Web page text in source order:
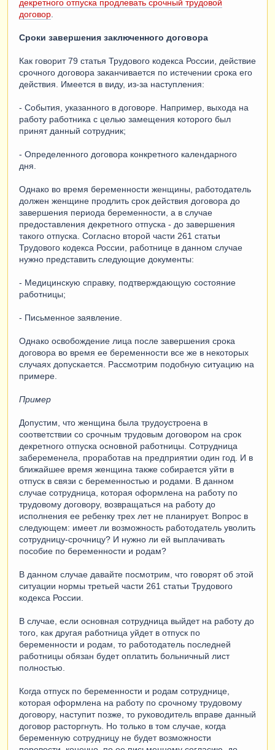
декретного отпуска продлевать срочный трудовой
договор
Сроки завершения заключенного договора
Как говорит 79 статья Трудового кодекса России, действие
срочного договора заканчивается по истечении срока его
действия. Имеется в виду, из-за наступления:
- События, указанного в договоре. Например, выхода на
работу работника с целью замещения которого был
принят данный сотрудник;
- Определенного договора конкретного календарного
дня.
Однако во время беременности женщины, работодатель
должен женщине продлить срок действия договора до
завершения периода беременности, а в случае
предоставления декретного отпуска - до завершения
такого отпуска. Согласно второй части 261 статьи
Трудового кодекса России, работнице в данном случае
нужно представить следующие документы:
- Медицинскую справку, подтверждающую состояние
работницы;
- Письменное заявление.
Однако освобождение лица после завершения срока
договора во время ее беременности все же в некоторых
случаях допускается. Рассмотрим подобную ситуацию на
примере.
Пример
Допустим, что женщина была трудоустроена в
соответствии со срочным трудовым договором на срок
декретного отпуска основной работницы. Сотрудница
забеременела, проработав на предприятии один год. И в
ближайшее время женщина также собирается уйти в
отпуск в связи с беременностью и родами. В данном
случае сотрудница, которая оформлена на работу по
трудовому договору, возвращаться на работу до
исполнения ее ребенку трех лет не планирует. Вопрос в
следующем: имеет ли возможность работодатель уволить
сотрудницу-срочницу? И нужно ли ей выплачивать
пособие по беременности и родам?
В данном случае давайте посмотрим, что говорят об этой
ситуации нормы третьей части 261 статьи Трудового
кодекса России.
В случае, если основная сотрудница выйдет на работу до
того, как другая работница уйдет в отпуск по
беременности и родам, то работодатель последней
работницы обязан будет оплатить больничный лист
полностью.
Когда отпуск по беременности и родам сотруднице,
которая оформлена на работу по срочному трудовому
договору, наступит позже, то руководитель вправе данный
договор расторгнуть. Но только в том случае, когда
беременную сотрудницу не будет возможности